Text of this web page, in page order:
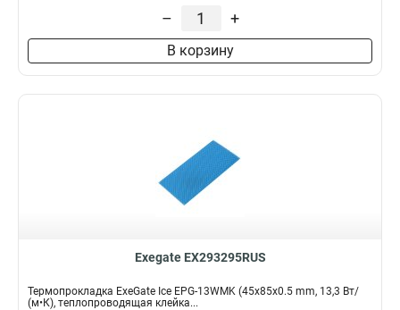
– +
В корзину
Exegate EX293295RUS
Термопрокладка ExeGate Ice EPG-13WMK (45x85x0.5 mm, 13,3 Вт/
(м•К), теплопроводящая клейка...